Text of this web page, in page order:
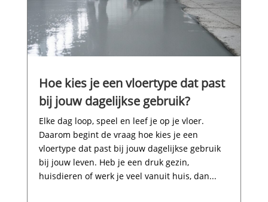
Hoe kies je een vloertype dat past
bij jouw dagelijkse gebruik?
Elke dag loop, speel en leef je op je vloer.​
Daarom begint de vraag hoe kies je een
vloertype dat past bij jouw dagelijkse gebruik
bij jouw leven.​ Heb je een druk gezin,
huisdieren of werk je veel vanuit huis, dan...